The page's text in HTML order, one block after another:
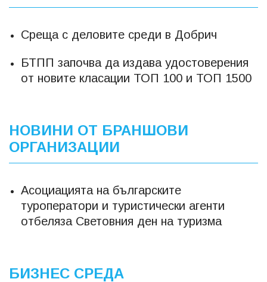
Среща с деловите среди в Добрич
БТПП започва да издава удостоверения
от новите класации ТОП 100 и ТОП 1500
НОВИНИ ОТ БРАНШОВИ
ОРГАНИЗАЦИИ
Асоциацията на българските
туроператори и туристически агенти
отбеляза Световния ден на туризма
БИЗНЕС СРЕДА